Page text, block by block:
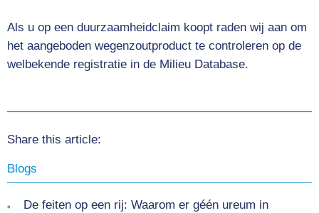
Als u op een duurzaamheidclaim koopt raden wij aan om
het aangeboden wegenzoutproduct te controleren op de
welbekende registratie in de Milieu Database.
Share this article:
Blogs
De feiten op een rij: Waarom er géén ureum in